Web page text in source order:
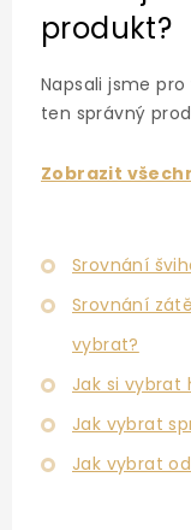
produkt?
Napsali jsme
ten správný
Zobrazit
Srovnání
Srovnání
vybrat?
Jak si vybrat
Jak vybrat
Jak vybrat